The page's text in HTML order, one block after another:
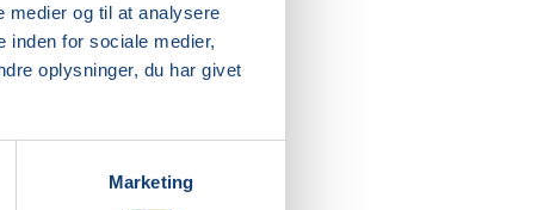
medier og til at analysere
inden for sociale medier,
oplysninger, du har givet
Marketing